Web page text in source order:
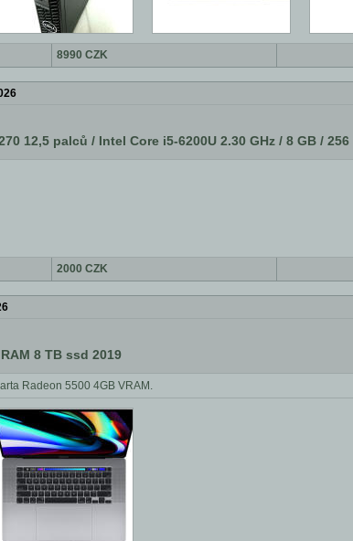
8990 CZK
12,5 palců / Intel Core i5-6200U 2.30 GHz / 8 GB / 256
2000 CZK
8 TB ssd 2019
Radeon 5500 4GB VRAM.